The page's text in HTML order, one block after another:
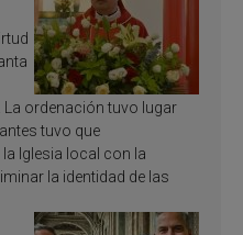
La ordenación tuvo lugar
tuvo que
Iglesia local con la
la identidad de las